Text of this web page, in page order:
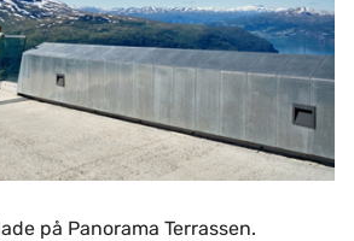
på Panorama Terrassen.